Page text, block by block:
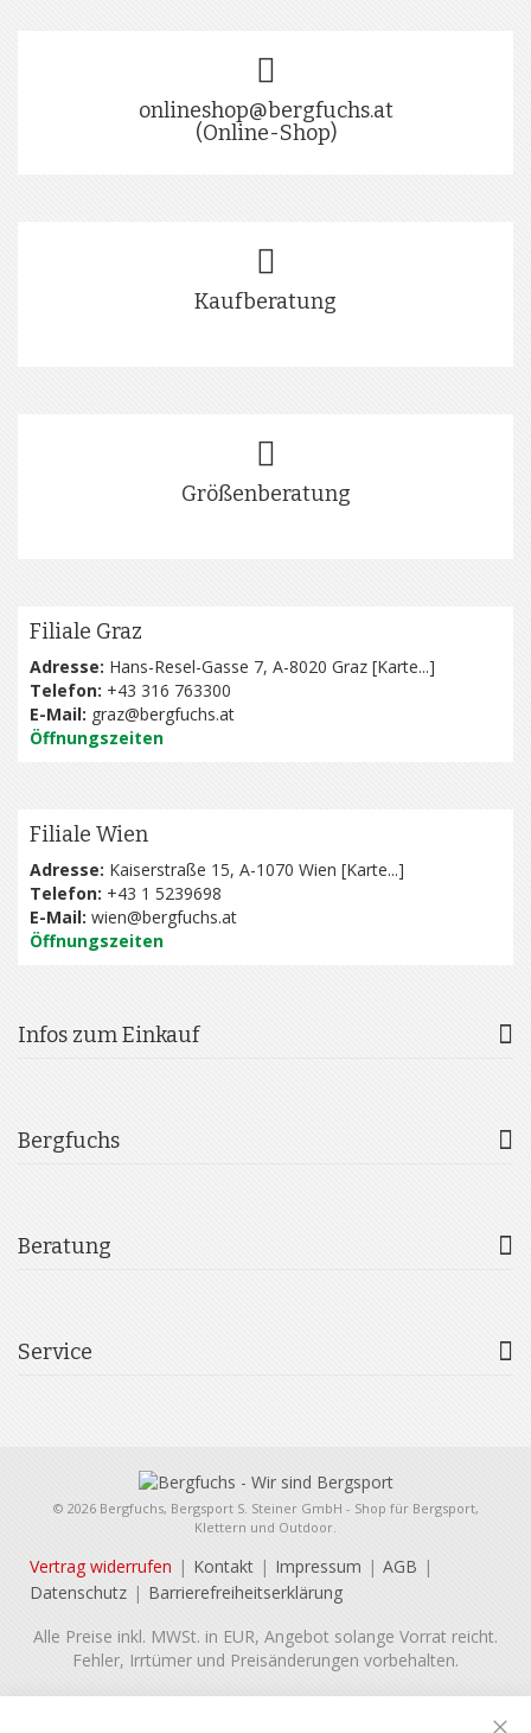
onlineshop@bergfuchs.at
(Online-Shop)
Kaufberatung
Größenberatung
Filiale Graz
Adresse: Hans-Resel-Gasse 7, A-8020 Graz [Karte...]
Telefon: +43 316 763300
E-Mail: graz@bergfuchs.at
Öffnungszeiten
Filiale Wien
Adresse: Kaiserstraße 15, A-1070 Wien [Karte...]
Telefon: +43 1 5239698
E-Mail: wien@bergfuchs.at
Öffnungszeiten
Infos zum Einkauf
Bergfuchs
Beratung
Service
© 2026 Bergfuchs, Bergsport S. Steiner GmbH - Shop für Bergsport,
Klettern und Outdoor.
Vertrag widerrufen Kontakt Impressum
AGB
Datenschutz
Barrierefreiheitserklärung
Alle Preise inkl. MWSt. in EUR, Angebot solange Vorrat reicht.
Fehler, Irrtümer und Preisänderungen vorbehalten.